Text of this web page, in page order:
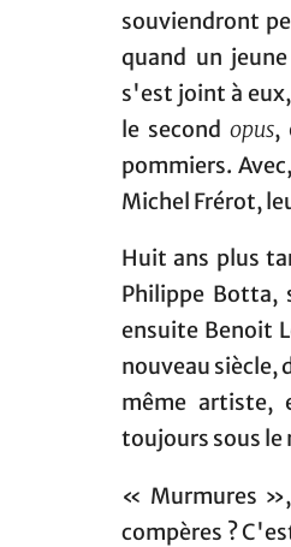
souviendront
quand un
s'est joint à
le secondopus,
pommiers.
Michel Frérot,
Huit ans plus
Philippe Botta,
ensuite Benoit
nouveau siècle,
même artiste,
toujours sous le
« Murmures »,
compères ?